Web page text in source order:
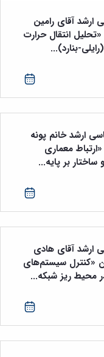
ارشد آقای رامین
انتقال حرارت
بنارد)...
ارشد خانم پونه
«ارتباط معماری
بر پایه...
ارشد آقای هادی
«کنترل سیستم‌های
محیط ریز شبکه...